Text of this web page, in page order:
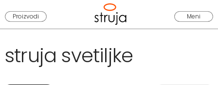
Proizvodi Meni
struja svetiljke